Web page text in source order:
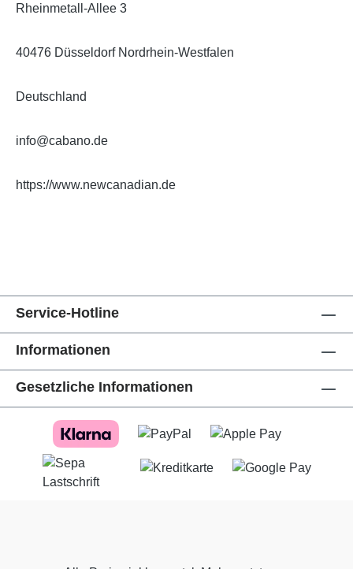
Rheinmetall-Allee 3
40476 Düsseldorf Nordrhein-Westfalen
Deutschland
info@cabano.de
https://www.newcanadian.de
Service-Hotline
Informationen
Gesetzliche Informationen